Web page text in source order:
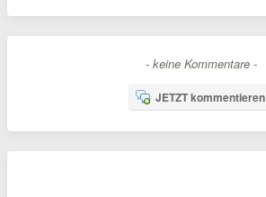
- keine Kommentare -
JETZT kommentieren